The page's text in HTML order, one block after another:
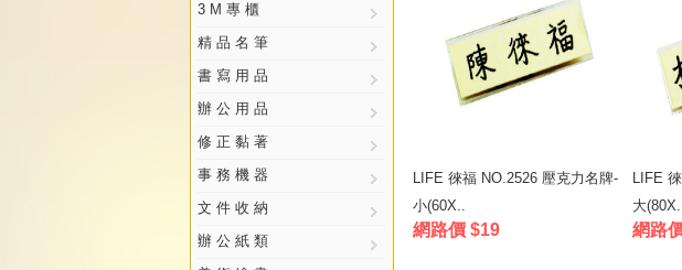
3 M 專 櫃
精 品 名 筆
書 寫 用 品
辦 公 用 品
修 正 黏 著
事 務 機 器
文 件 收 納
辦 公 紙 類
LIFE 徠福 NO.2526 壓克力名牌-
小(60X..
網路價 $19
LIFE
大
網路